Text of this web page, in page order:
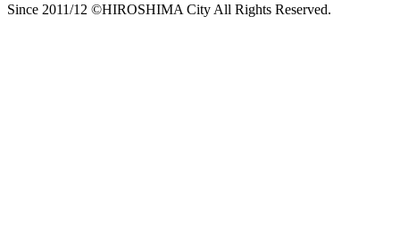
Since 2011/12 ©HIROSHIMA City All Rights Reserved.